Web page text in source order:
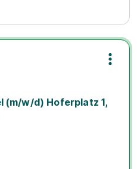
(m/w/d) Hoferplatz 1,